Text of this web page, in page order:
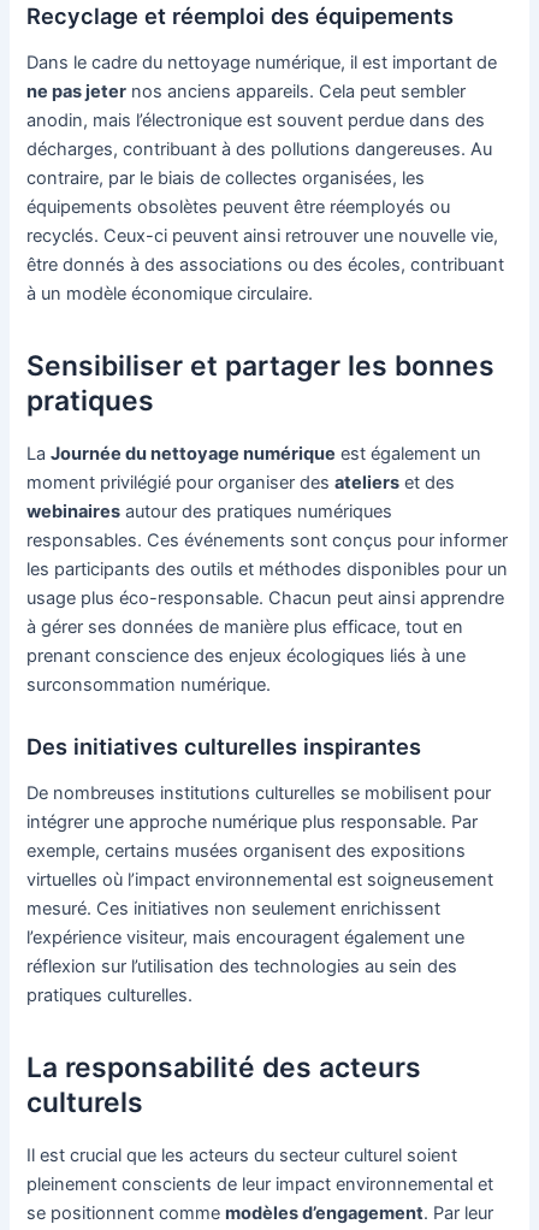
Recyclage et réemploi des équipements
Dans le cadre du nettoyage numérique, il est important de
ne pas jeter nos anciens appareils. Cela peut sembler
anodin, mais l’électronique est souvent perdue dans des
décharges, contribuant à des pollutions dangereuses. Au
contraire, par le biais de collectes organisées, les
équipements obsolètes peuvent être réemployés ou
recyclés. Ceux-ci peuvent ainsi retrouver une nouvelle vie,
être donnés à des associations ou des écoles, contribuant
à un modèle économique circulaire.
Sensibiliser et partager les bonnes
pratiques
LaJournée du nettoyage numérique est également un
moment privilégié pour organiser desateliers et des
webinaires autour des pratiques numériques
responsables. Ces événements sont conçus pour informer
les participants des outils et méthodes disponibles pour un
usage plus éco-responsable. Chacun peut ainsi apprendre
à gérer ses données de manière plus efficace, tout en
prenant conscience des enjeux écologiques liés à une
surconsommation numérique.
Des initiatives culturelles inspirantes
De nombreuses institutions culturelles se mobilisent pour
intégrer une approche numérique plus responsable. Par
exemple, certains musées organisent des expositions
virtuelles où l’impact environnemental est soigneusement
mesuré. Ces initiatives non seulement enrichissent
l’expérience visiteur, mais encouragent également une
réflexion sur l’utilisation des technologies au sein des
pratiques culturelles.
La responsabilité des acteurs
culturels
Il est crucial que les acteurs du secteur culturel soient
pleinement conscients de leur impact environnemental et
se positionnent commemodèles d’engagement. Par leur